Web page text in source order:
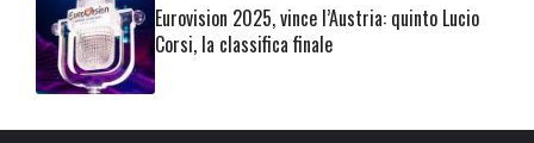
Eurovision 2025, vince l’Austria: quinto Lucio
Corsi, la classifica finale